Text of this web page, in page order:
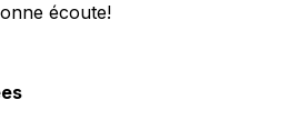
écoute!